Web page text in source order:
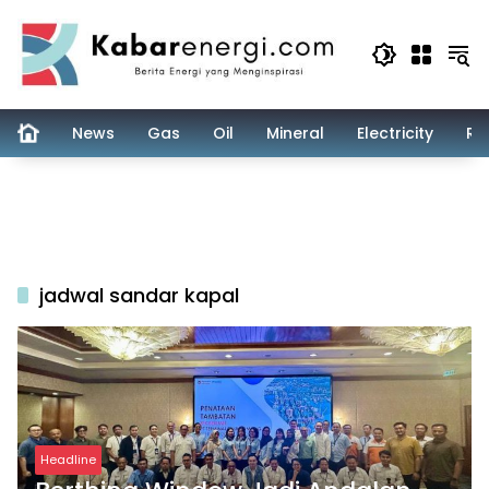
content
News Gas Oil Mineral Electricity
jadwal sandar kapal
Headline